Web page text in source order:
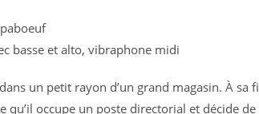
basse et alto, vibraphone midi
un petit rayon d’un grand magasin. À sa
qu’il occupe un poste directorial et décide